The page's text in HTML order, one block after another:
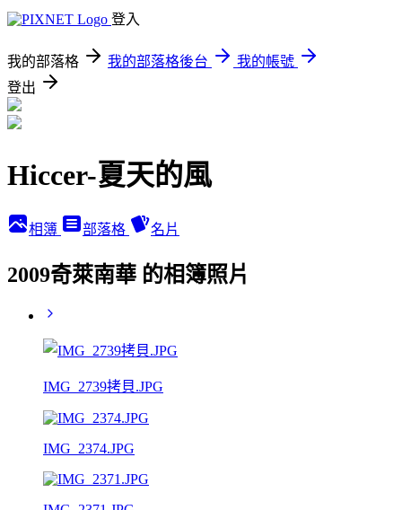
登入
我的部落格 我的部落格後台
我的帳號
登出
Hiccer-夏天的風
相簿 部落格 名片
2009奇萊南華 的相簿照片
IMG_2739拷貝.JPG
IMG_2374.JPG